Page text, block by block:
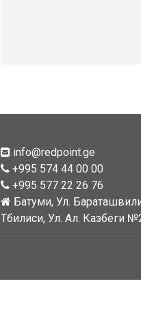
info@redpoint.ge
+995 574 44 00 00
+995 577 22 26 76
Батуми, Ул.
Тбилиси, Ул. Ал. Казбеги